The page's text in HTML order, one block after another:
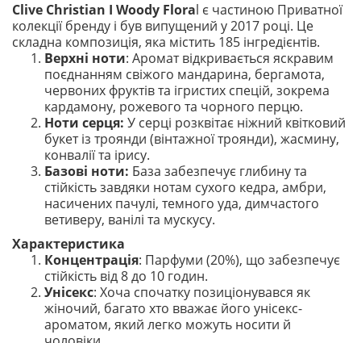
Clive Christian I Woody Floral є частиною Приватної
колекції бренду і був випущений у 2017 році. Це
складна композиція, яка містить 185 інгредієнтів.
Верхні ноти: Аромат відкривається яскравим
поєднанням свіжого мандарина, бергамота,
червоних фруктів та ігристих спецій, зокрема
кардамону, рожевого та чорного перцю.
Ноти серця: У серці розквітає ніжний квітковий
букет із троянди (вінтажної троянди), жасмину,
конвалії та ірису.
Базові ноти: База забезпечує глибину та
стійкість завдяки нотам сухого кедра, амбри,
насичених пачулі, темного уда, димчастого
ветиверу, ванілі та мускусу.
Характеристика
Концентрація: Парфуми (20%), що забезпечує
стійкість від 8 до 10 годин.
Унісекс: Хоча спочатку позиціонувався як
жіночий, багато хто вважає його унісекс-
ароматом, який легко можуть носити й